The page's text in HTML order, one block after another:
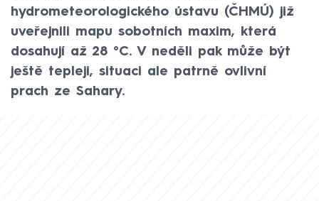
hydrometeorologického ústavu (ČHMÚ) již
uveřejnili mapu sobotních maxim, která
dosahují až 28 °C. V neděli pak může být
ještě tepleji, situaci ale patrně ovlivní
prach ze Sahary.